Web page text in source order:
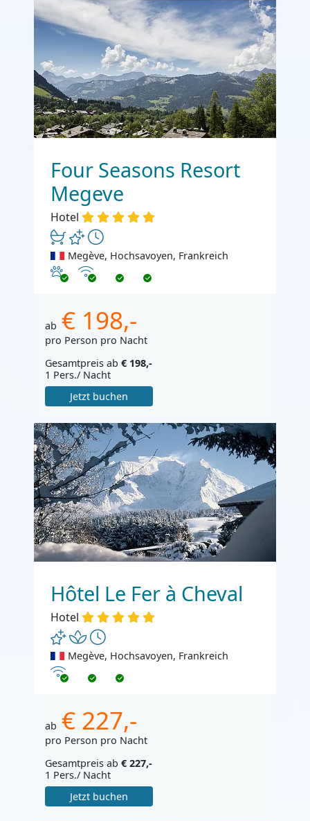
Four Seasons Resort
Megeve
Hotel
Megève, Hochsavoyen, Frankreich
Haustiere erlaubt
Internet
ab € 198,-
pro Person pro Nacht
Gesamtpreis ab € 198,-
1 Pers./ Nacht
Jetzt buchen
Hôtel Le Fer à Cheval
Hotel
Megève, Hochsavoyen, Frankreich
Internet
ab € 227,-
pro Person pro Nacht
Gesamtpreis ab € 227,-
1 Pers./ Nacht
Jetzt buchen